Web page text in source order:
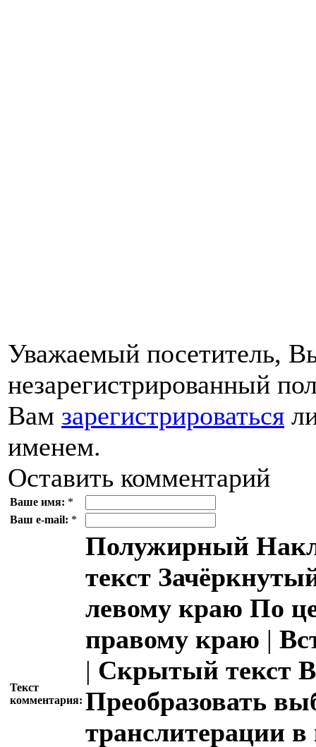
Уважаемый посетитель,
незарегистрированный
Вам зарегистрироваться
именем.
Оставить комментарий
Ваше имя: *
Ваш e-mail: *
Текст
комментария:
Полужирный
текст
левому краю По
правому краю |
| Скрытый текст
Преобразовать
транслитерации